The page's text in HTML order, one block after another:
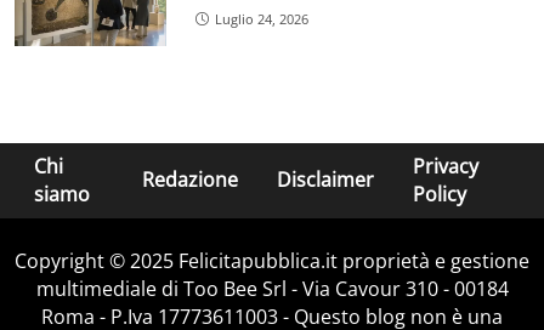
Luglio 24, 2026
Chi
siamo
Redazione Disclaimer
Privacy
Policy
Copyright © 2025 Felicitapubblica.it proprietà e gestione
multimediale di Too Bee Srl - Via Cavour 310 - 00184
Roma - P.Iva 17773611003 - Questo blog non è una